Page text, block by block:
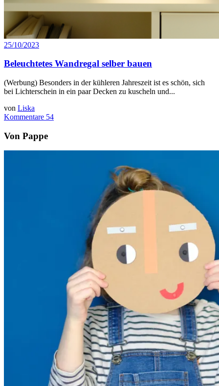
25/10/2023
Beleuchtetes Wandregal selber bauen
(Werbung) Besonders in der kühleren Jahreszeit ist es schön, sich
bei Lichterschein in ein paar Decken zu kuscheln und...
von Liska
Kommentare 54
Von Pappe